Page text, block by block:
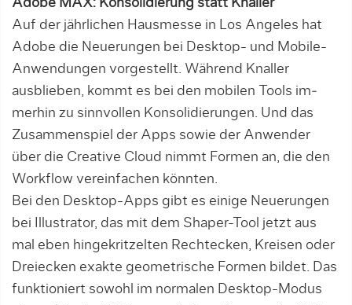
Adobe MAX: Konsolidierung statt Knaller
Auf der jährlichen Hausmesse in Los Angeles hat
Adobe die Neuerungen bei Desktop- und Mobile-
Anwen­dun­gen vorgestellt. Während Knal­ler
ausblieben, kommt es bei den mobilen Tools im­
merhin zu sinnvollen Konsolidierungen. Und das
Zusammenspiel der Apps sowie der Anwender
über die Crea­tive Cloud nimmt Formen an, die den
Workflow vereinfachen könnten.
Bei den Desktop-Apps gibt es einige Neuerungen
bei Illustrator, das mit dem Shaper-Tool jetzt aus
mal eben hin­gekritzelten Rechtecken, Kreisen oder
Dreiecken exakte geometrische Formen bildet. Das
funktioniert sowohl im normalen Desktop-Modus